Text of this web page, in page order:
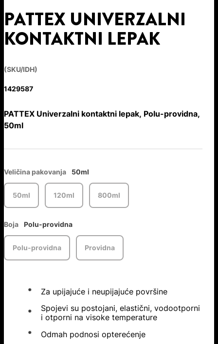
PATTEX UNIVERZALNI
KONTAKTNI LEPAK
(SKU/IDH)
1429587
PATTEX Univerzalni kontaktni lepak, Polu-providna,
50ml
Veličina pakovanja 50ml
50ml 120ml 800ml
Boja Polu-providna
Polu-providna Providna
Za upijajuće i neupijajuće površine
Spojevi su postojani, elastični, vodootporni
i otporni na visoke temperature
Odmah podnosi opterećenje